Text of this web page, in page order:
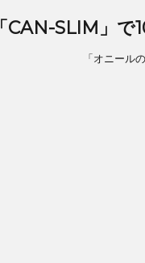
「CAN-SLIM」
「オニール